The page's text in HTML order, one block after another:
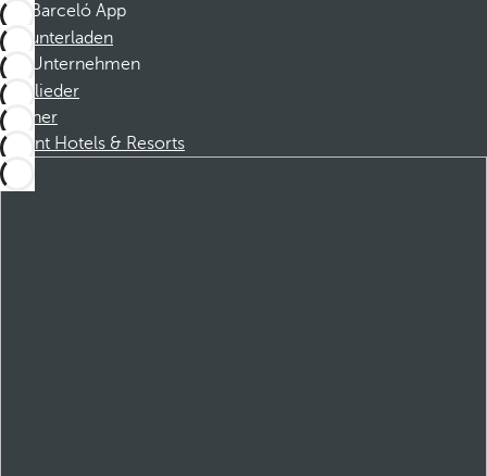
Barceló App
Herunterladen
Unternehmen
Mitglieder
Partner
Dorint Hotels & Resorts